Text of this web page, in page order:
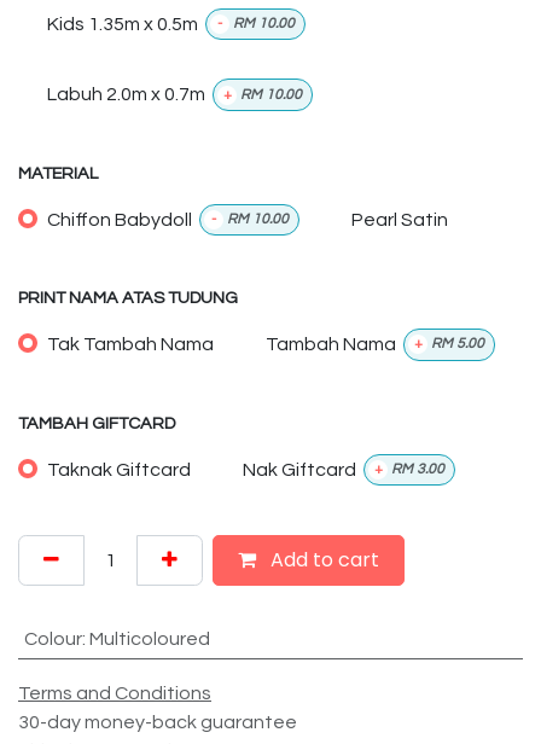
Kids 1.35m x 0.5m - RM 10.00
Labuh 2.0m x 0.7m + RM 10.00
MATERIAL
Chiffon Babydoll - RM 10.00 Pearl Satin
PRINT NAMA ATAS TUDUNG
Tak Tambah Nama Tambah Nama + RM 5.00
TAMBAH GIFTCARD
Taknak Giftcard Nak Giftcard + RM 3.00
Add to cart
Colour: Multicoloured
Terms and Conditions
30-day money-back guarantee